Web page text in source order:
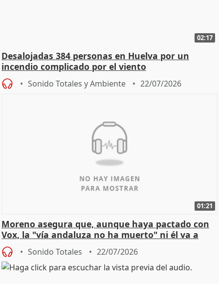
02:17
Desalojadas 384 personas en Huelva por un
incendio complicado por el viento
Sonido Totales y Ambiente 22/07/2026
01:21
Moreno asegura que, aunque haya pactado con
Vox, la "vía andaluza no ha muerto" ni él va a
"cambiar"
Sonido Totales 22/07/2026